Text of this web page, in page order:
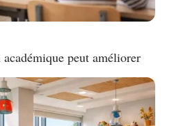
peut améliorer